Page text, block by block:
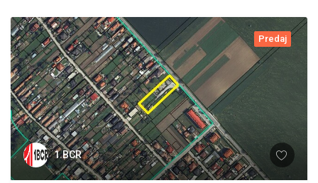
Predaj
1.BCR